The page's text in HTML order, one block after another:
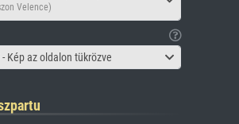
Velence)
Kép az oldalon tükrözve